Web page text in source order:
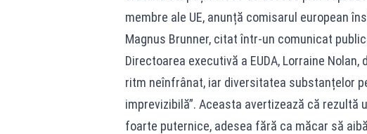
membre ale UE, anunță comisarul european
Magnus Brunner, citat într-un comunicat
Directoarea executivă a EUDA, Lorraine
ritm neînfrânat, iar diversitatea substanțelor
imprevizibilă”. Aceasta avertizează că
foarte puternice, adesea fără ca măcar să